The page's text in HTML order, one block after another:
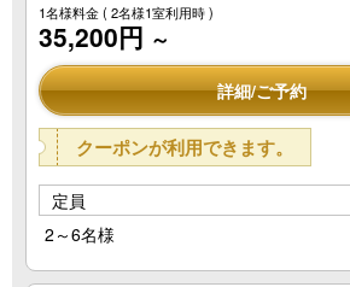
1名様料金( 2名様1室利用時 )
35,200円 ～
詳細/ご予約
クーポンが利用できます。
定員
2～6名様